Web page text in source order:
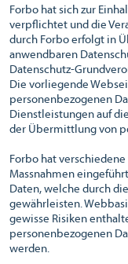
Forbo hat sich zur
verpflichtet und die
durch Forbo erfolgt in
anwendbaren
Datenschutz-
Die vorliegende
personenbezogenen
Dienstleistungen auf
der Übermittlung von
Forbo hat
Massnahmen
Daten, welche durch
gewährleisten.
gewisse Risiken
personenbezogenen
werden.